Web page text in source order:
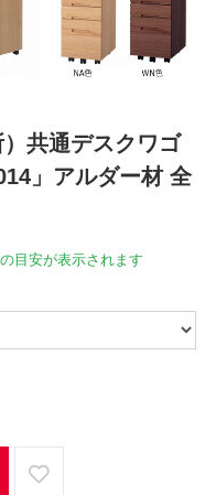
共通デスクワゴ
」アルダー材 全
目安が表示されます